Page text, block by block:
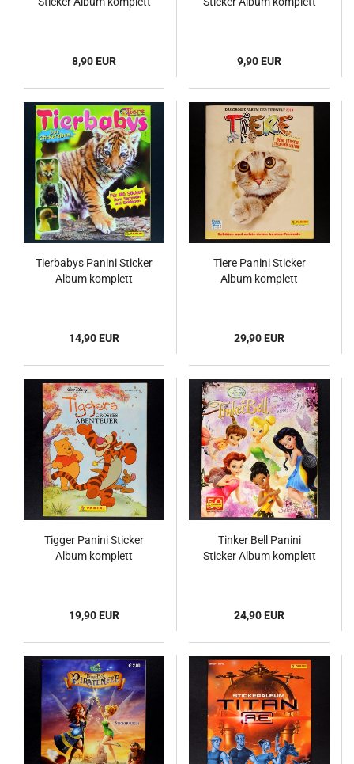
8,90 EUR 9,90 EUR
Tierbabys Panini Sticker
Album komplett
14,90 EUR
Tiere Panini Sticker
Album komplett
29,90 EUR
Tigger Panini Sticker
Album komplett
19,90 EUR
Tinker Bell Panini
Sticker Album komplett
24,90 EUR